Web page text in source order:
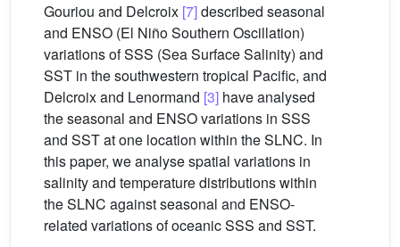
Gouriou and Delcroix [7]described seasonal
and ENSO (El Niño Southern Oscillation)
variations of SSS (Sea Surface Salinity) and
SST in the southwestern tropical Pacific, and
Delcroix and Lenormand [3] have analysed
the seasonal and ENSO variations in SSS
and SST at one location within the SLNC. In
this paper, we analyse spatial variations in
salinity and temperature distributions within
the SLNC against seasonal and ENSO-
related variations of oceanic SSS and SST.